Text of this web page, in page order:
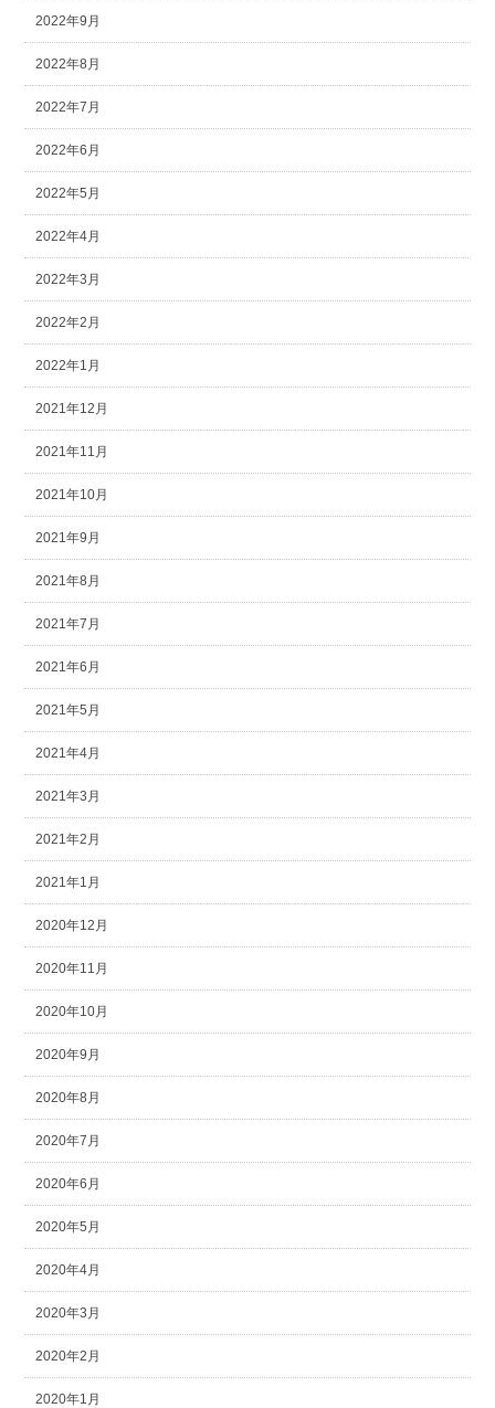
2022年9月
2022年8月
2022年7月
2022年6月
2022年5月
2022年4月
2022年3月
2022年2月
2022年1月
2021年12月
2021年11月
2021年10月
2021年9月
2021年8月
2021年7月
2021年6月
2021年5月
2021年4月
2021年3月
2021年2月
2021年1月
2020年12月
2020年11月
2020年10月
2020年9月
2020年8月
2020年7月
2020年6月
2020年5月
2020年4月
2020年3月
2020年2月
2020年1月